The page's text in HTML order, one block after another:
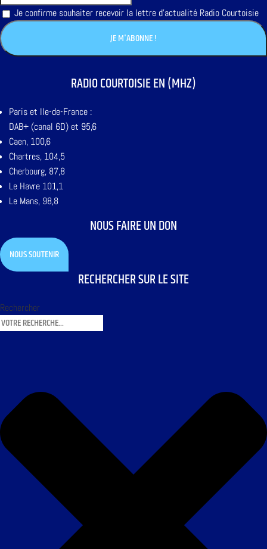
Je confirme souhaiter recevoir la lettre d'actualité Radio Courtoisie
RADIO COURTOISIE EN (MHZ)
Paris et Ile-de-France :
DAB+ (canal 6D) et 95,6
Caen, 100,6
Chartres, 104,5
Cherbourg, 87,8
Le Havre 101,1
Le Mans, 98,8
NOUS FAIRE UN DON
NOUS SOUTENIR
RECHERCHER SUR LE SITE
Rechercher